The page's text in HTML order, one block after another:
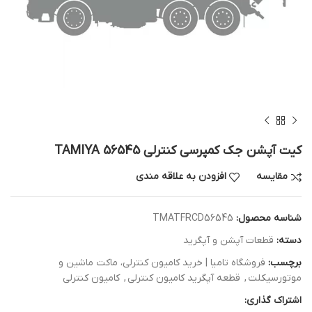
کیت آپشن جک کمپرسی کنترلی TAMIYA 56545
مقایسه افزودن به علاقه مندی
شناسه محصول: TMATFRCD56545
دسته: قطعات آپشن و آپگرید
برچسب: فروشگاه تامیا | خرید کامیون کنترلی، ماکت ماشین و
موتورسیکلت , قطعه آپگرید کامیون کنترلی , کامیون کنترلی
اشتراک گذاری: